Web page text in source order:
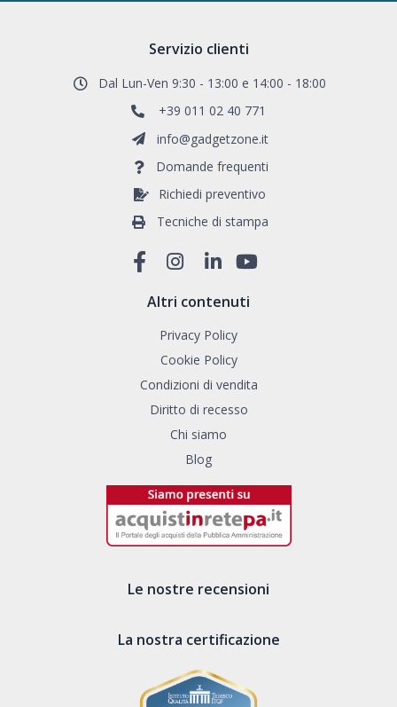
Servizio clienti
Dal Lun-Ven 9:30 - 13:00 e 14:00 - 18:00
+39 011 02 40 771
info@gadgetzone.it
Domande frequenti
Richiedi preventivo
Tecniche di stampa
Altri contenuti
Privacy Policy
Cookie Policy
Condizioni di vendita
Diritto di recesso
Chi siamo
Blog
Le nostre recensioni
La nostra certificazione